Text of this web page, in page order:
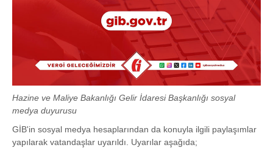
Hazine ve Maliye Bakanlığı Gelir İdaresi Başkanlığı sosyal
medya duyurusu
GİB'in sosyal medya hesaplarından da konuyla ilgili paylaşımlar
yapılarak vatandaşlar uyarıldı. Uyarılar aşağıda;